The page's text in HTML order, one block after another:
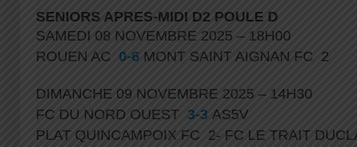
SENIORS APRES-MIDI D2 POULE D
SAMEDI 08 NOVEMBRE 2025 – 18H00
ROUEN AC 0-6 MONT SAINT AIGNAN FC 2
DIMANCHE 09 NOVEMBRE 2025 – 14H30
FC DU NORD OUEST 3-3 AS5V
PLAT QUINCAMPOIX FC 2- FC LE TRAIT